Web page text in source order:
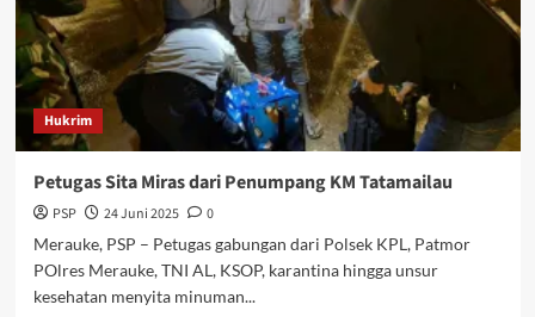
Sepeda
Ludes
Terbakar
Hukrim
Petugas Sita Miras dari Penumpang KM Tatamailau
PSP 24 Juni 2025
0
Merauke, PSP – Petugas gabungan dari Polsek KPL, Patmor
POlres Merauke, TNI AL, KSOP, karantina hingga unsur
kesehatan menyita minuman...